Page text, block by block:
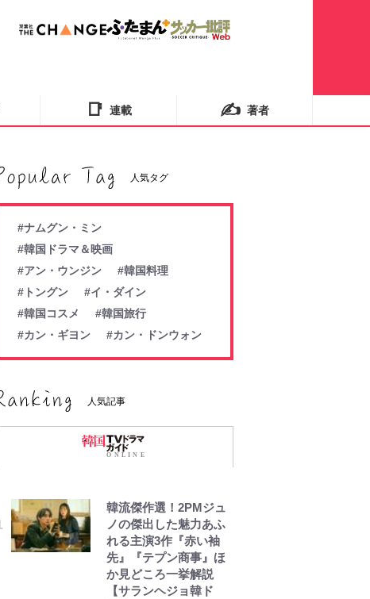
📑 連載 ✍️ 著者
人気タグ
#ナムグン・ミン
#韓国ドラマ＆映画
#アン・ウンジン
#韓国料理
#トングン
#イ・ダイン
#韓国コスメ
#韓国旅行
#カン・ギヨン
#カン・ドンウォン
人気記事
韓流傑作選！2PMジュ
ノの傑出した魅力あふ
れる主演3作『赤い袖
先』『テプン商事』ほ
か見どころ一挙解説
【サランヘジョ韓ド